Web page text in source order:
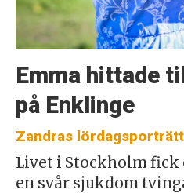
Emma hittade
på Enklinge
Zandras lördagsporträtt
Livet i Stockholm
en svår sjukdom